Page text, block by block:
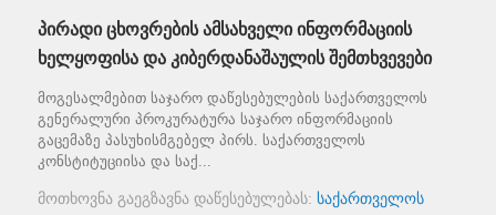
პირადი ცხოვრების ამსახველი ინფორმაციის
ხელყოფისა და კიბერდანაშაულის შემთხვევები
მოგესალმებით საჯარო დაწესებულების საქართველოს
გენერალური პროკურატურა საჯარო ინფორმაციის
გაცემაზე პასუხისმგებელ პირს. საქართველოს
კონსტიტუციისა და საქ...
მოთხოვნა გაეგზავნა დაწესებულებას: საქართველოს